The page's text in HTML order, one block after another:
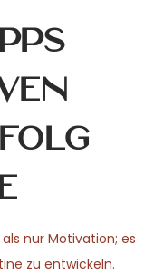
nur Motivation; es
zu entwickeln.